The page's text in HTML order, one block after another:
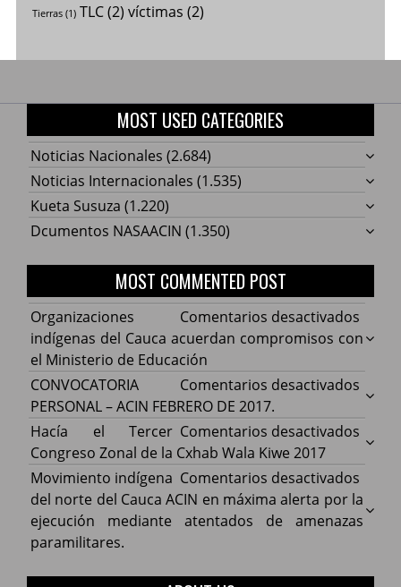
Tierras(1) TLC(2) víctimas (2)
MOST USED CATEGORIES
Noticias Nacionales (2.684)
Noticias Internacionales (1.535)
Kueta Susuza (1.220)
Dcumentos NASAACIN (1.350)
MOST COMMENTED POST
Comentarios desactivados
Cauca
con
de
Organizaciones
indígenas del Cauca acuerdan compromisos con
el Ministerio de Educación
Comentarios desactivados
ACIN
DE
CONVOCATORIA
PERSONAL – ACIN FEBRERO DE 2017.
Comentarios desactivados
Hacía
la
Hacía el Tercer
Congreso Zonal de la Cxhab Wala Kiwe 2017
Comentarios desactivados
Movimiento indígena
del norte del Cauca ACIN en máxima alerta por la
ejecución mediante atentados de amenazas
paramilitares.